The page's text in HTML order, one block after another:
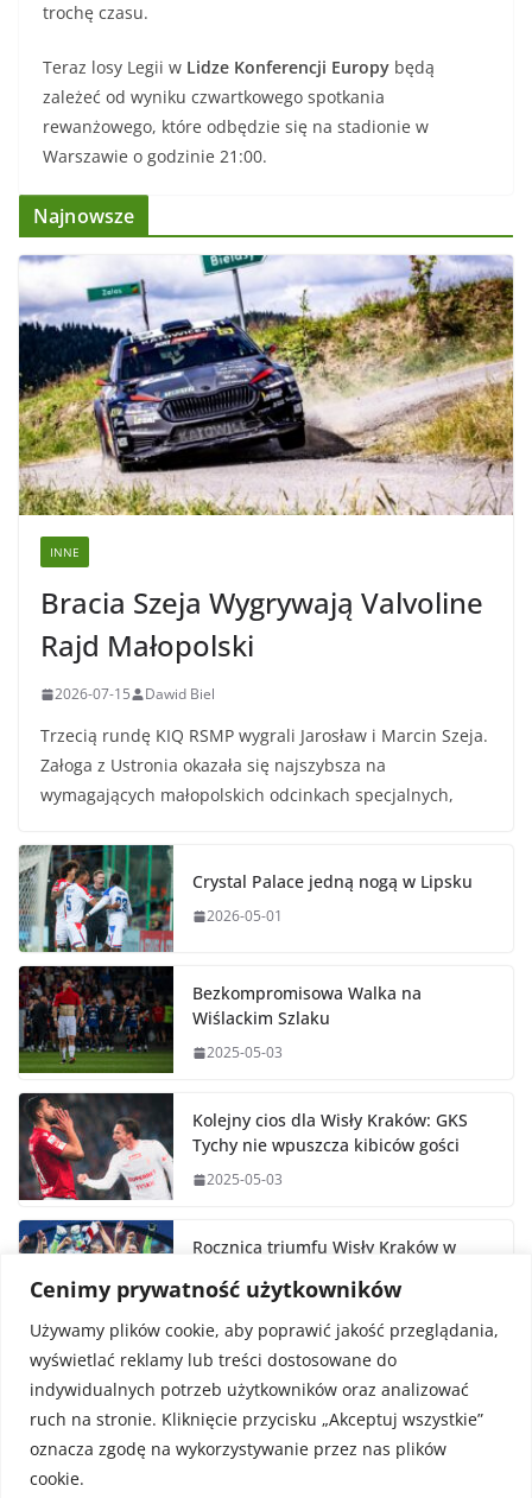
Cenimy prywatność użytkowników
Używamy plików cookie, aby poprawić jakość przeglądania,
wyświetlać reklamy lub treści dostosowane do
indywidualnych potrzeb użytkowników oraz analizować
ruch na stronie. Kliknięcie przycisku „Akceptuj wszystkie”
oznacza zgodę na wykorzystywanie przez nas plików
cookie.
trochę czasu.
Teraz losy Legii w Lidze Konferencji Europy będą
zależeć od wyniku czwartkowego spotkania
rewanżowego, które odbędzie się na stadionie w
Warszawie o godzinie 21:00.
Najnowsze
INNE
Bracia Szeja Wygrywają Valvoline
Rajd Małopolski
2026-07-15 Dawid Biel
Trzecią rundę KIQ RSMP wygrali Jarosław i Marcin Szeja.
Załoga z Ustronia okazała się najszybsza na
wymagających małopolskich odcinkach specjalnych,
Crystal Palace jedną nogą w Lipsku
2026-05-01
Bezkompromisowa Walka na
Wiślackim Szlaku
2025-05-03
Kolejny cios dla Wisły Kraków: GKS
Tychy nie wpuszcza kibiców gości
2025-05-03
Rocznica triumfu Wisły Kraków w
2025-05-02